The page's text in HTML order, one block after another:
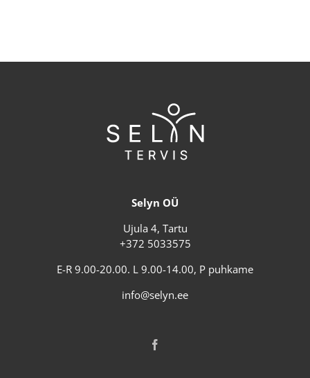
Selyn OÜ
Ujula 4, Tartu
+372 5033575
E-R 9.00-20.00. L 9.00-14.00, P puhkame
info@selyn.ee